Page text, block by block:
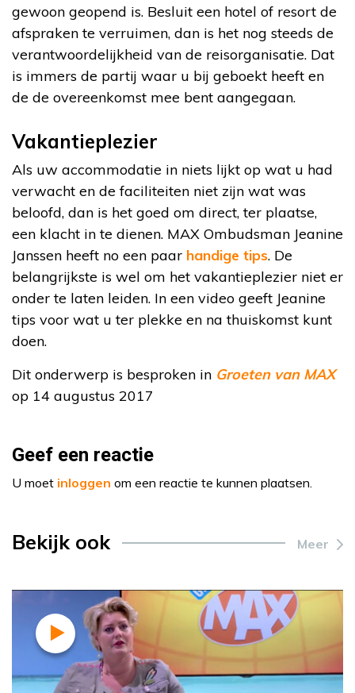
gewoon geopend is. Besluit een hotel of resort de
afspraken te verruimen, dan is het nog steeds de
verantwoordelijkheid van de reisorganisatie. Dat
is immers de partij waar u bij geboekt heeft en
de de overeenkomst mee bent aangegaan.
Vakantieplezier
Als uw accommodatie in niets lijkt op wat u had
verwacht en de faciliteiten niet zijn wat was
beloofd, dan is het goed om direct, ter plaatse,
een klacht in te dienen. MAX Ombudsman Jeanine
Janssen heeft no een paar handige tips. De
belangrijkste is wel om het vakantieplezier niet er
onder te laten leiden. In een video geeft Jeanine
tips voor wat u ter plekke en na thuiskomst kunt
doen.
Dit onderwerp is besproken in Groeten van MAX
op 14 augustus 2017
Geef een reactie
U moet inloggen om een reactie te kunnen plaatsen.
Bekijk ook Meer